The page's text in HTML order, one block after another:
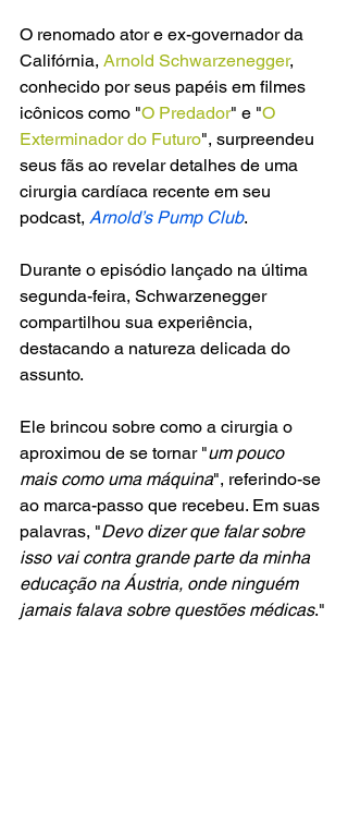
O renomado ator e ex-governador da
Califórnia, Arnold Schwarzenegger,
conhecido por seus papéis em filmes
icônicos como "O Predador" e "O
Exterminador do Futuro", surpreendeu
seus fãs ao revelar detalhes de uma
cirurgia cardíaca recente em seu
podcast, Arnold’s Pump Club.
Durante o episódio lançado na última
segunda-feira, Schwarzenegger
compartilhou sua experiência,
destacando a natureza delicada do
assunto.
Ele brincou sobre como a cirurgia o
aproximou de se tornar "um pouco
mais como uma máquina", referindo-se
ao marca-passo que recebeu. Em suas
palavras, "Devo dizer que falar sobre
isso vai contra grande parte da minha
educação na Áustria, onde ninguém
jamais falava sobre questões médicas."